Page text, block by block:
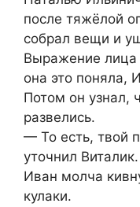
после тяжёлой
собрал вещи и
Выражение лица
она это поняла,
Потом он узнал,
развелись.
— То есть, твой
уточнил Виталик.
Иван молча
кулаки.